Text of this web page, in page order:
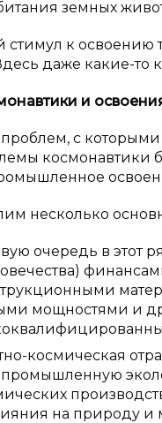
земных
к освоению
даже какие-
и
с
космонавтики
несколько
очередь в этот
мощностями и
космическая
на природу и